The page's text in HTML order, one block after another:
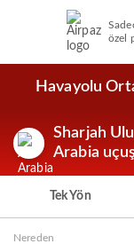
özel
Havayolu
Sharjah
Arabia
Tek Yön
Nereden